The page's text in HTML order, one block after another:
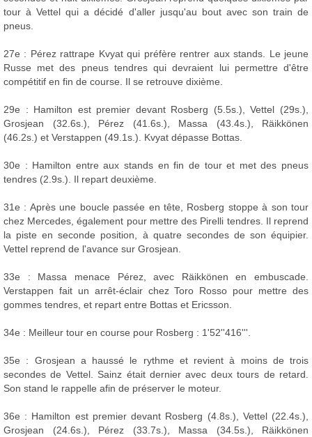
tour à Vettel qui a décidé d'aller jusqu'au bout avec son train de
pneus.
27e : Pérez rattrape Kvyat qui préfère rentrer aux stands. Le jeune
Russe met des pneus tendres qui devraient lui permettre d'être
compétitif en fin de course. Il se retrouve dixième.
29e : Hamilton est premier devant Rosberg (5.5s.), Vettel (29s.),
Grosjean (32.6s.), Pérez (41.6s.), Massa (43.4s.), Räikkönen
(46.2s.) et Verstappen (49.1s.). Kvyat dépasse Bottas.
30e : Hamilton entre aux stands en fin de tour et met des pneus
tendres (2.9s.). Il repart deuxième.
31e : Après une boucle passée en tête, Rosberg stoppe à son tour
chez Mercedes, également pour mettre des Pirelli tendres. Il reprend
la piste en seconde position, à quatre secondes de son équipier.
Vettel reprend de l'avance sur Grosjean.
33e : Massa menace Pérez, avec Räikkönen en embuscade.
Verstappen fait un arrêt-éclair chez Toro Rosso pour mettre des
gommes tendres, et repart entre Bottas et Ericsson.
34e : Meilleur tour en course pour Rosberg : 1'52''416'''.
35e : Grosjean a haussé le rythme et revient à moins de trois
secondes de Vettel. Sainz était dernier avec deux tours de retard.
Son stand le rappelle afin de préserver le moteur.
36e : Hamilton est premier devant Rosberg (4.8s.), Vettel (22.4s.),
Grosjean (24.6s.), Pérez (33.7s.), Massa (34.5s.), Räikkönen